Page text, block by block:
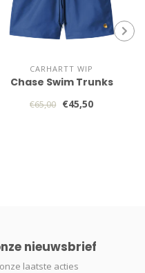
CARHARTT WIP
Chase Swim Trunks
€65,00 €45,50
nieuwsbrief
laatste acties